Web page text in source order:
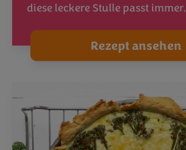
diese leckere Stulle passt immer.
Rezept ansehen